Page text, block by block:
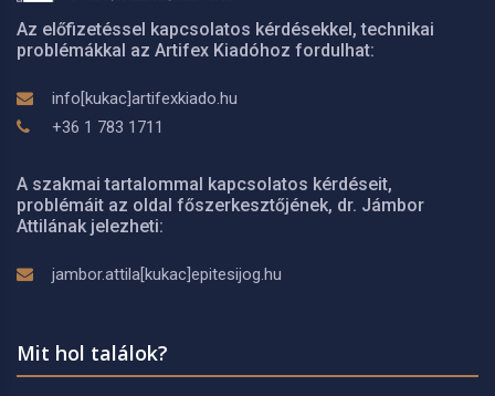
Az előfizetéssel kapcsolatos kérdésekkel, technikai
problémákkal az Artifex Kiadóhoz fordulhat:
info[kukac]artifexkiado.hu
+36 1 783 1711
A szakmai tartalommal kapcsolatos kérdéseit,
problémáit az oldal főszerkesztőjének, dr. Jámbor
Attilának jelezheti:
jambor.attila[kukac]epitesijog.hu
Mit hol találok?